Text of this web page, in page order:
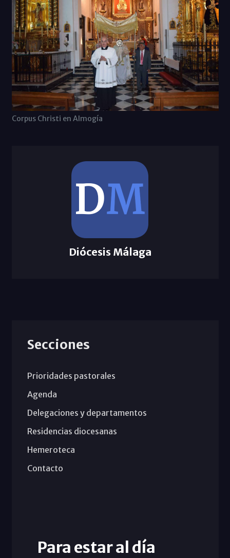
Corpus Christi en Almogía
Diócesis Málaga
Secciones
Prioridades pastorales
Agenda
Delegaciones y departamentos
Residencias diocesanas
Hemeroteca
Contacto
Para estar al día